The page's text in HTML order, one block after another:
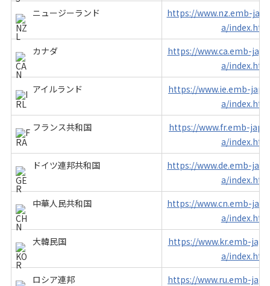
ニュージーランド
https://www.nz.emb-
a/
カナダ
https://www.ca.emb-
a/
アイルランド
https://www.ie.emb-
a/
フランス共和国
https://www.fr.emb-
a/
ドイツ連邦共和国
https://www.de.emb-
a/
中華人民共和国
https://www.cn.emb-
a/
大韓民国
https://www.kr.emb-
a/
ロシア連邦
https://www.ru.emb-